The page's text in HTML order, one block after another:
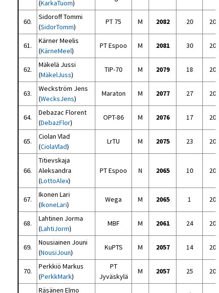
(KarkaTuom)
60.
Sidoroff Tommi
(SidorTomm)
PT 75 M 2082 20
61.
Kärner Meelis
(KärneMeel)
PT Espoo M 2081 30
62.
Mäkelä Jussi
(MäkelJuss)
TIP-70 M 2079 18
63.
Weckström Jens
(WecksJens)
Maraton M 2077 27
64.
Debazac Florent
(DebazFlor)
OPT-86 M 2076 17
65.
Ciolan Vlad
(CiolaVlad)
LrTU M 2075 23
66.
Titievskaja
Aleksandra
(LottoAlex)
PT Espoo N 2065 10
67.
Ikonen Lari
(IkoneLari)
Wega M 2065 1
68.
Lahtinen Jorma
(LahtiJorm)
MBF M 2061 24
69.
Nousiainen Jouni
(NousiJoun)
KuPTS M 2057 14
70.
Perkkiö Markus
(PerkkMark)
PT
Jyväskylä
M 2057 25
Räsänen Elmo